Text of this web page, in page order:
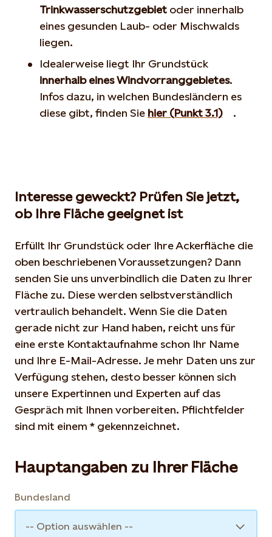
Trinkwasserschutzgebiet oder innerhalb
eines gesunden Laub- oder Mischwalds
liegen.
Idealerweise liegt Ihr Grundstück
innerhalb eines Windvorranggebietes.
Infos dazu, in welchen Bundesländern es
diese gibt, finden Sie hier (Punkt 3.1) .
Interesse geweckt? Prüfen Sie jetzt,
ob Ihre Fläche geeignet ist
Erfüllt Ihr Grundstück oder Ihre Ackerfläche die
oben beschriebenen Voraussetzungen? Dann
senden Sie uns unverbindlich die Daten zu Ihrer
Fläche zu. Diese werden selbstverständlich
vertraulich behandelt. Wenn Sie die Daten
gerade nicht zur Hand haben, reicht uns für
eine erste Kontaktaufnahme schon Ihr Name
und Ihre E-Mail-Adresse. Je mehr Daten uns zur
Verfügung stehen, desto besser können sich
unsere Expertinnen und Experten auf das
Gespräch mit Ihnen vorbereiten. Pflichtfelder
sind mit einem * gekennzeichnet.
Hauptangaben zu Ihrer Fläche
Bundesland
-- Option auswählen --